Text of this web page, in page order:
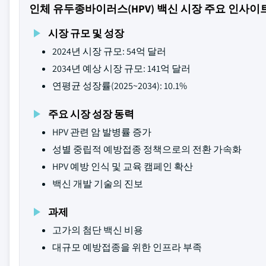
인체 유두종바이러스(HPV) 백신 시장 주요 인사이
시장 규모 및 성장
2024년 시장 규모: 54억 달러
2034년 예상 시장 규모: 141억 달러
연평균 성장률(2025~2034): 10.1%
주요 시장 성장 동력
HPV 관련 암 발병률 증가
성별 중립적 예방접종 정책으로의 전환 가속화
HPV 예방 인식 및 교육 캠페인 확산
백신 개발 기술의 진보
과제
고가의 첨단 백신 비용
대규모 예방접종을 위한 인프라 부족